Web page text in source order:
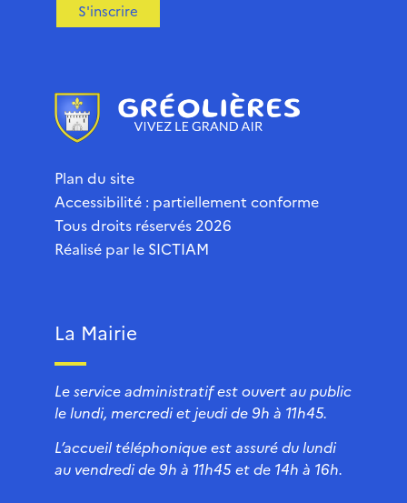
S'inscrire
Plan du site
Accessibilité : partiellement conforme
Tous droits réservés 2026
Réalisé par le SICTIAM
La Mairie
Le service administratif est ouvert au public
le lundi, mercredi et jeudi de 9h à 11h45.
L’accueil téléphonique est assuré du lundi
au vendredi de 9h à 11h45 et de 14h à 16h.